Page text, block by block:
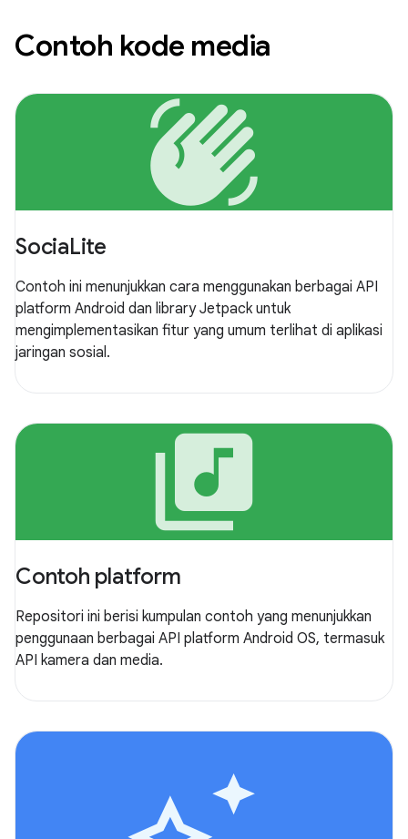
Contoh kode media
waving_hand
SociaLite
Contoh ini menunjukkan cara menggunakan berbagai API
platform Android dan library Jetpack untuk
mengimplementasikan fitur yang umum terlihat di aplikasi
jaringan sosial.
library_music
Contoh platform
Repositori ini berisi kumpulan contoh yang menunjukkan
penggunaan berbagai API platform Android OS, termasuk
API kamera dan media.